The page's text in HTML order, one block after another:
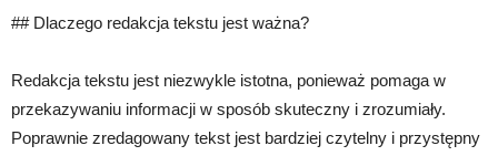
## Dlaczego redakcja tekstu jest ważna?
Redakcja tekstu jest niezwykle istotna, ponieważ pomaga w
przekazywaniu informacji w sposób skuteczny i zrozumiały.
Poprawnie zredagowany tekst jest bardziej czytelny i przystępny